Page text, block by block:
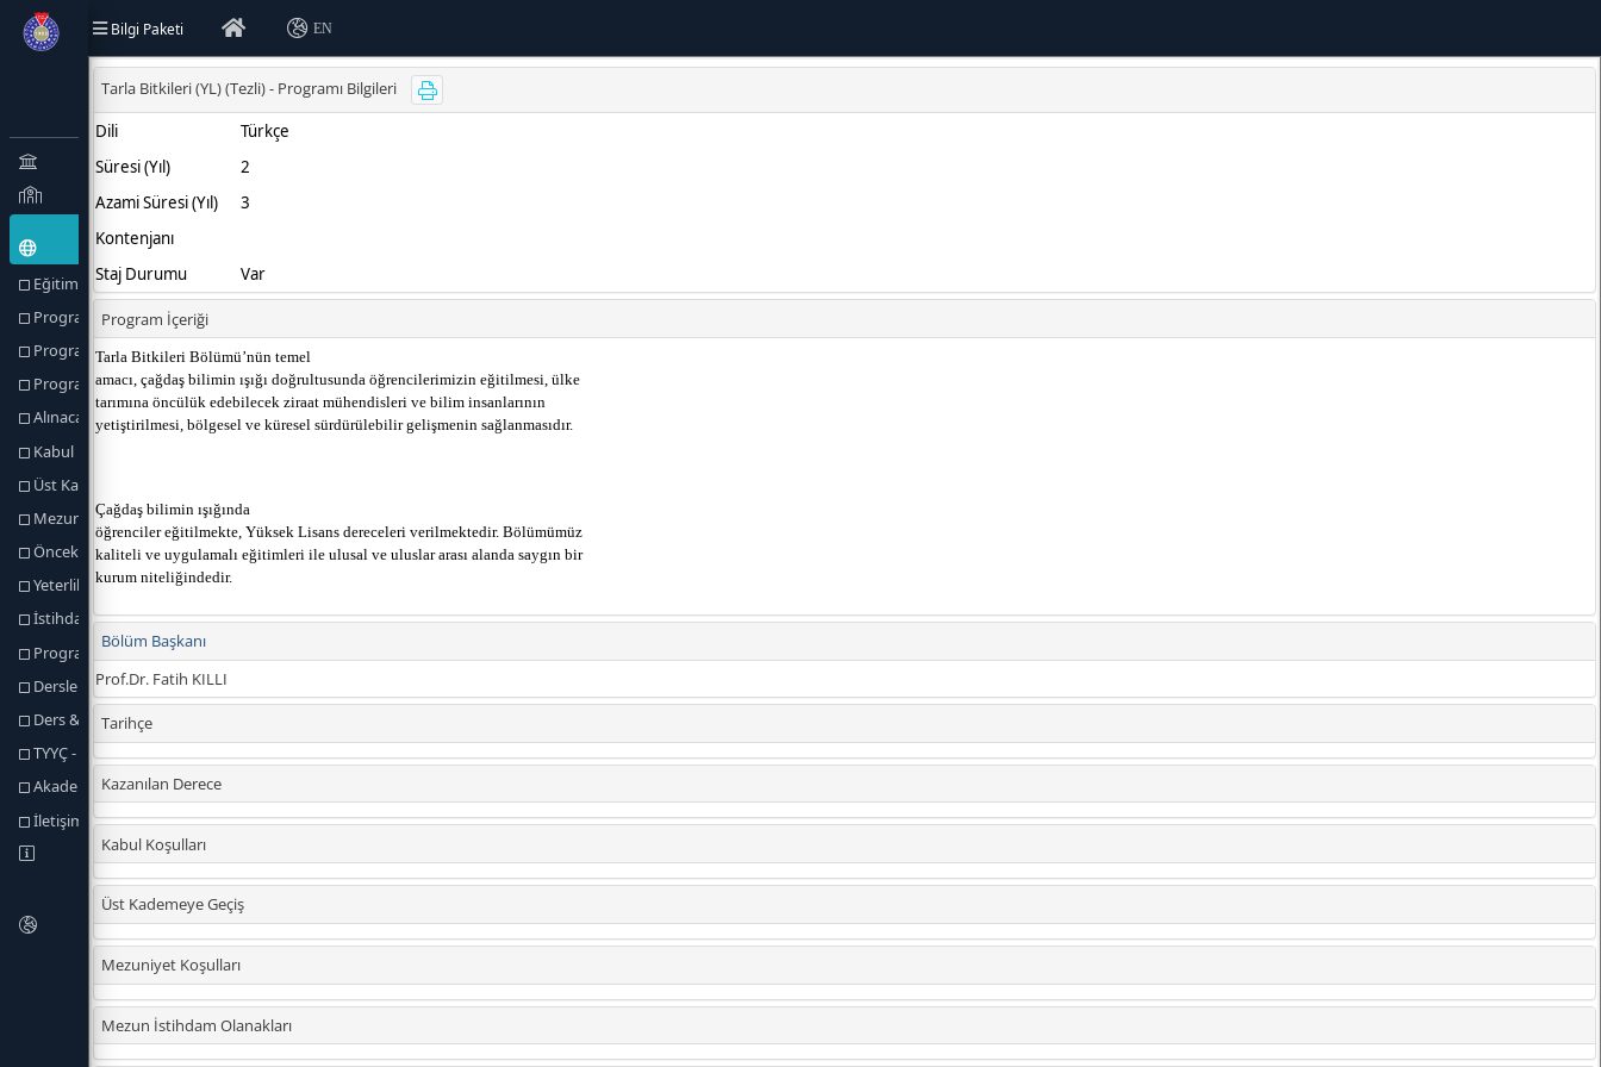
Bilgi Paketi EN
Eğitim Türü (Amaçlar) ve Hedefler
Program Hakkında
Program Profili
Program Yetkilileri
Alınacak Derece
Kabul Koşulları
Üst Kademeye Geçiş
Mezuniyet Koşulları
Önceki Öğrenmenin Tanınması
Yeterlilik Koşulları ve Kuralları
İstihdam Olanakları
Program Yeterlikleri
Dersler
Ders & Program Yeterlilikleri İlişkisi
TYYÇ - Program Yeterlilikleri İlişkisi
Akademik Personel
İletişim